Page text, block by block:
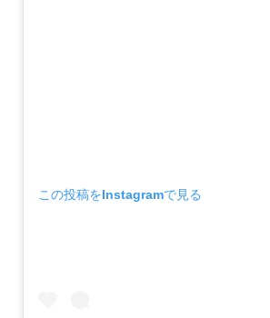
この投稿をInstagramで見る